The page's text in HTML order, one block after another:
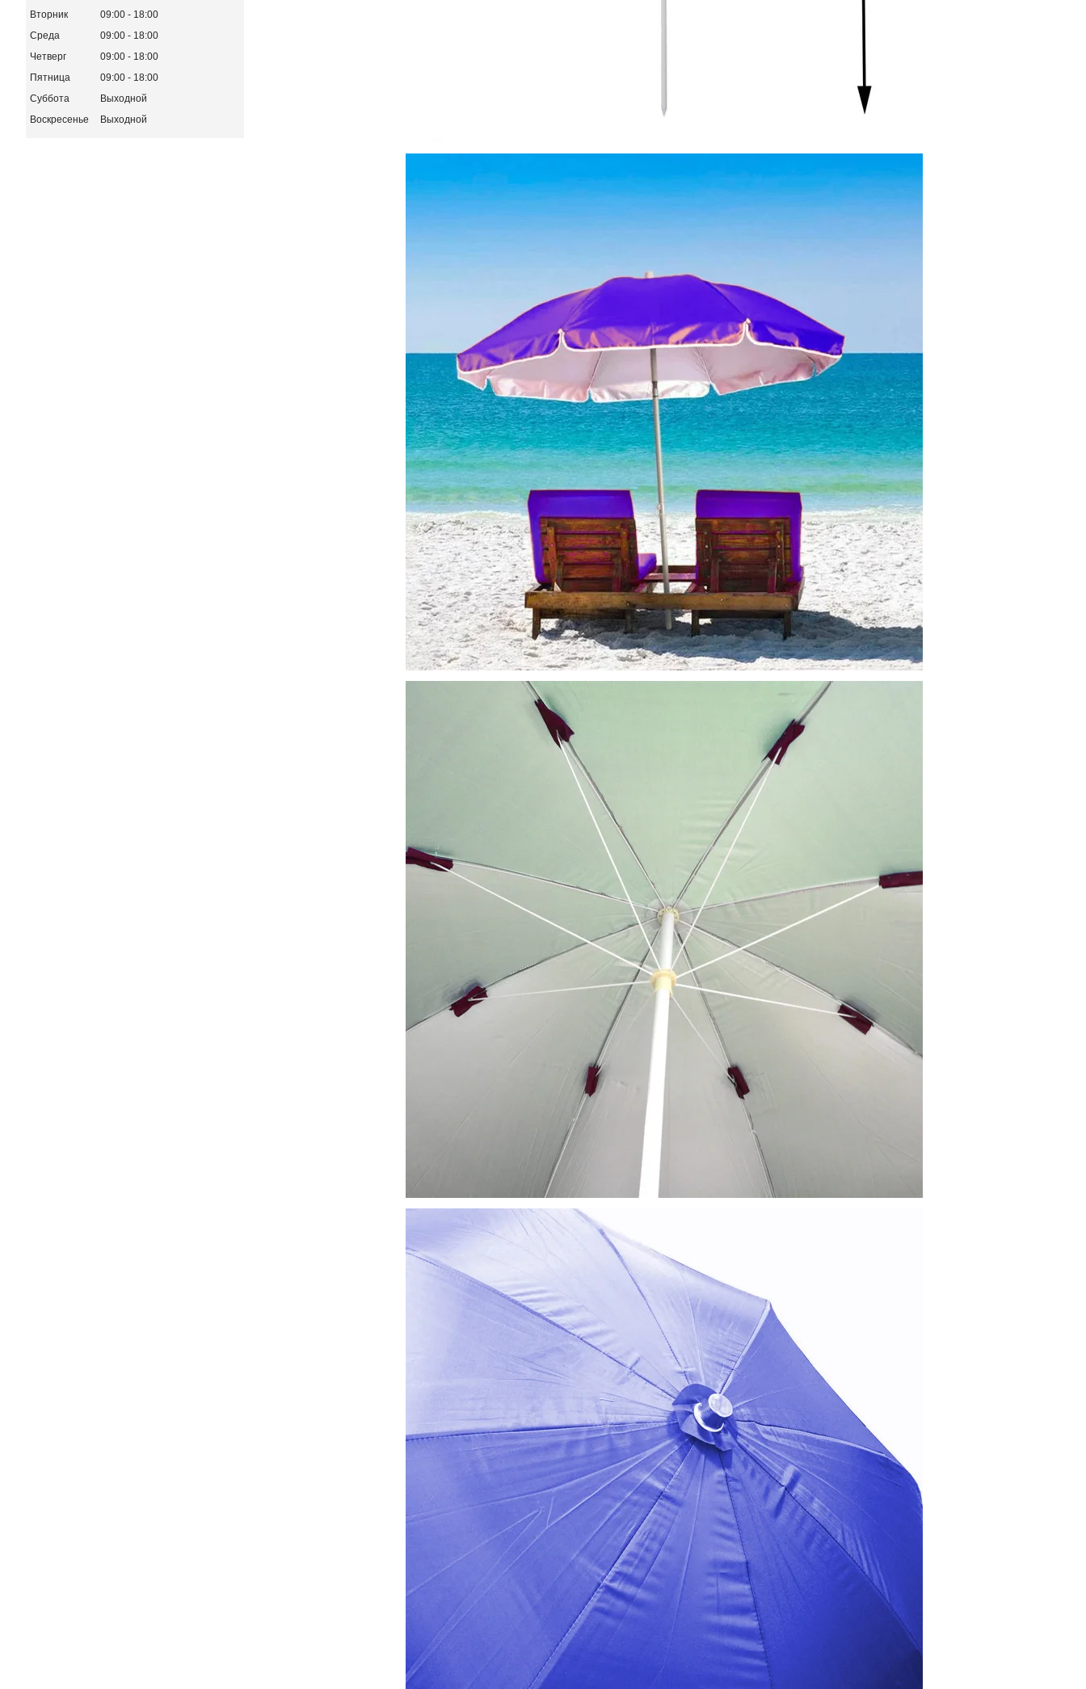
Вторник
09:00
18:00
Среда
09:00
18:00
Четверг
09:00
18:00
Пятница
09:00
18:00
Суббота
Выходной
Воскресенье
Выходной